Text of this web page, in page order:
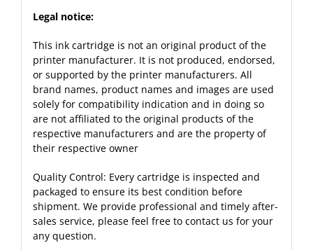
Legal notice:
This ink cartridge is not an original product of the
printer manufacturer. It is not produced, endorsed,
or supported by the printer manufacturers. All
brand names, product names and images are used
solely for compatibility indication and in doing so
are not affiliated to the original products of the
respective manufacturers and are the property of
their respective owner
Quality Control: Every cartridge is inspected and
packaged to ensure its best condition before
shipment. We provide professional and timely after-
sales service, please feel free to contact us for your
any question.